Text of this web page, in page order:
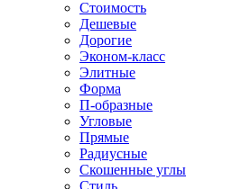
Стоимость
Дешевые
Дорогие
Эконом-класс
Элитные
Форма
П-образные
Угловые
Прямые
Радиусные
Скошенные углы
Стиль